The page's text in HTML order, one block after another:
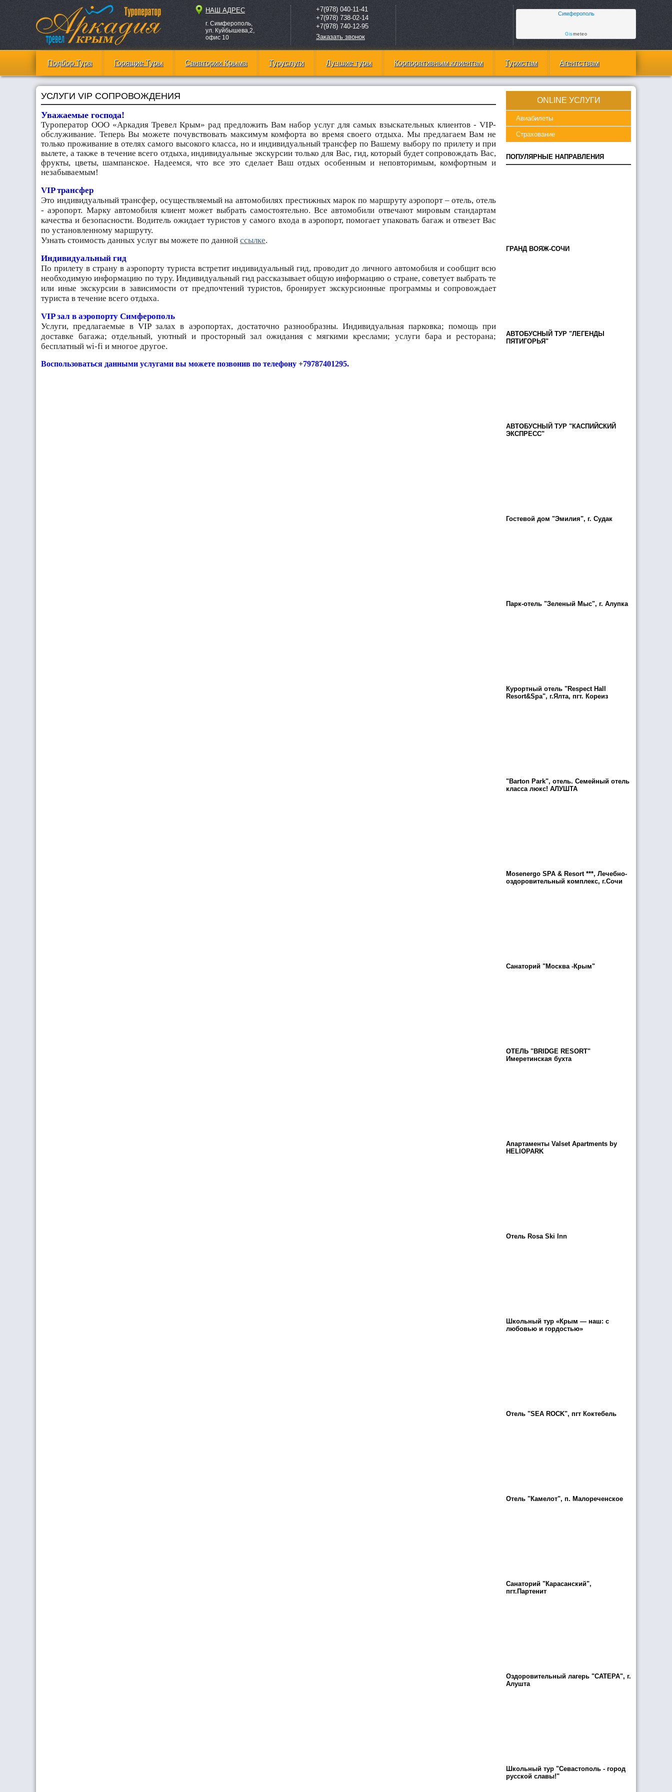
Симферополь
Gismeteo
+7(978) 040-11-41
+7(978) 738-02-14
+7(978) 740-12-95
Заказать звонок
НАШ АДРЕС
г. Симферополь,
ул. Куйбышева,2,
офис 10
Подбор Тура Горящие Туры Санатории Крыма Туруслуги Лучшие туры Корпоративным клиентам Туристам Агентствам
ONLINE УСЛУГИ
Авиабилеты
Страхование
ПОПУЛЯРНЫЕ НАПРАВЛЕНИЯ
ГРАНД ВОЯЖ-СОЧИ
АВТОБУСНЫЙ ТУР "ЛЕГЕНДЫ
ПЯТИГОРЬЯ"
АВТОБУСНЫЙ ТУР "КАСПИЙСКИЙ
ЭКСПРЕСС"
Гостевой дом "Эмилия", г. Судак
Парк-отель "Зеленый Мыс", г. Алупка
Курортный отель "Respect Hall
Resort&Spa", г.Ялта, пгт. Кореиз
"Barton Park", отель. Семейный отель
класса люкс! АЛУШТА
Mosenergo SPA & Resort ***, Лечебно-
оздоровительный комплекс, г.Сочи
Санаторий "Москва -Крым"
ОТЕЛЬ "BRIDGE RESORT"
Имеретинская бухта
Апартаменты Valset Apartments by
HELIOPARK
Отель Rosa Ski Inn
Школьный тур «Крым — наш: с
любовью и гордостью»
Отель "SEA ROCK", пгт Коктебель
Отель "Камелот", п. Малореченское
Санаторий "Карасанский",
пгт.Партенит
Оздоровительный лагерь "САТЕРА", г.
Алушта
Школьный тур "Севастополь - город
русской славы!"
УСЛУГИ VIP СОПРОВОЖДЕНИЯ
Уважаемые господа!
Туроператор ООО «Аркадия Тревел Крым» рад предложить Вам набор услуг для самых взыскательных клиентов - VIP-
обслуживание. Теперь Вы можете почувствовать максимум комфорта во время своего отдыха. Мы предлагаем Вам не
только проживание в отелях самого высокого класса, но и индивидуальный трансфер по Вашему выбору по прилету и при
вылете, а также в течение всего отдыха, индивидуальные экскурсии только для Вас, гид, который будет сопровождать Вас,
фрукты, цветы, шампанское. Надеемся, что все это сделает Ваш отдых особенным и неповторимым, комфортным и
незабываемым!
VIP трансфер
Это индивидуальный трансфер, осуществляемый на автомобилях престижных марок по маршруту аэропорт – отель, отель
- аэропорт. Марку автомобиля клиент может выбрать самостоятельно. Все автомобили отвечают мировым стандартам
качества и безопасности. Водитель ожидает туристов у самого входа в аэропорт, помогает упаковать багаж и отвезет Вас
по установленному маршруту.
Узнать стоимость данных услуг вы можете по данной ссылке.
Индивидуальный гид
По прилету в страну в аэропорту туриста встретит индивидуальный гид, проводит до личного автомобиля и сообщит всю
необходимую информацию по туру. Индивидуальный гид рассказывает общую информацию о стране, советует выбрать те
или иные экскурсии в зависимости от предпочтений туристов, бронирует экскурсионные программы и сопровождает
туриста в течение всего отдыха.
VIP зал в аэропорту Симферополь
Услуги, предлагаемые в VIP залах в аэропортах, достаточно разнообразны. Индивидуальная парковка; помощь при
доставке багажа; отдельный, уютный и просторный зал ожидания с мягкими креслами; услуги бара и ресторана;
бесплатный wi-fi и многое другое.
Воспользоваться данными услугами вы можете позвонив по телефону +79787401295.